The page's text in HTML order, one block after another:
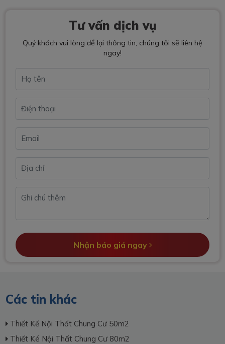
Tư vấn dịch vụ
Quý khách vui lòng để lại thông tin, chúng tôi sẽ liên hệ
ngay!
Nhận báo giá ngay
Các tin khác
Thiết Kế Nội Thất Chung Cư 50m2
Thiết Ké Nội Thất Chung Cư 80m2